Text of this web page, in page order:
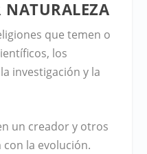
NATURALEZA
que temen o
los
investigación y la
un creador y otros
con la evolución.